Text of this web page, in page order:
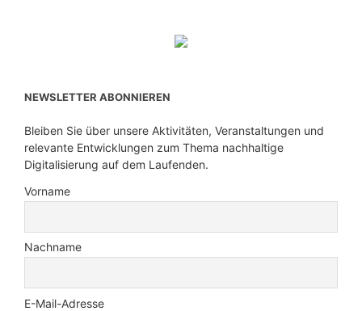
NEWSLETTER ABONNIEREN
Bleiben Sie über unsere Aktivitäten, Veranstaltungen und
relevante Entwicklungen zum Thema nachhaltige
Digitalisierung auf dem Laufenden.
Vorname
Nachname
E-Mail-Adresse